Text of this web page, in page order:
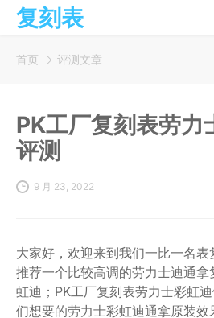
复刻表
首页 评测文章
PK工厂复刻表劳力
评测
9 月 23, 2022
大家好，欢迎来到我们一比一名
推荐一个比较高调的劳力士迪通
虹迪；PK工厂复刻表劳力士彩虹
们想要的劳力士彩虹迪通拿原装